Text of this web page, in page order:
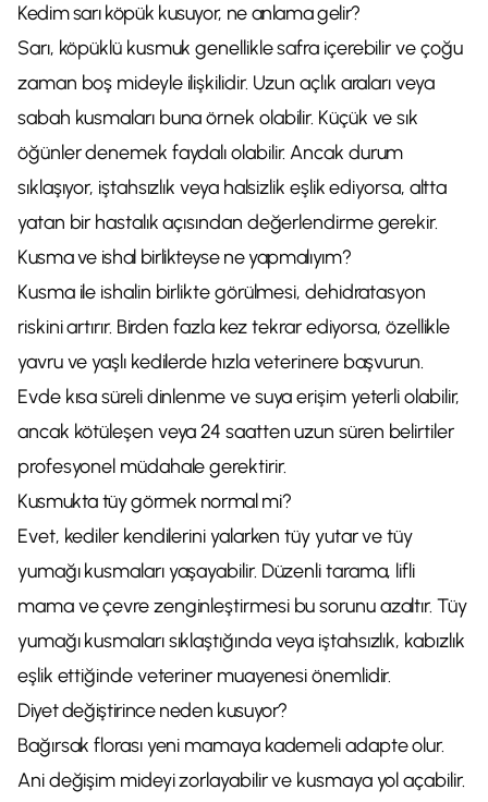
Kedim sarı köpük kusuyor, ne anlama gelir?
Sarı, köpüklü kusmuk genellikle safra içerebilir ve çoğu
zaman boş mideyle ilişkilidir. Uzun açlık araları veya
sabah kusmaları buna örnek olabilir. Küçük ve sık
öğünler denemek faydalı olabilir. Ancak durum
sıklaşıyor, iştahsızlık veya halsizlik eşlik ediyorsa, altta
yatan bir hastalık açısından değerlendirme gerekir.
Kusma ve ishal birlikteyse ne yapmalıyım?
Kusma ile ishalin birlikte görülmesi, dehidratasyon
riskini artırır. Birden fazla kez tekrar ediyorsa, özellikle
yavru ve yaşlı kedilerde hızla veterinere başvurun.
Evde kısa süreli dinlenme ve suya erişim yeterli olabilir,
ancak kötüleşen veya 24 saatten uzun süren belirtiler
profesyonel müdahale gerektirir.
Kusmukta tüy görmek normal mi?
Evet, kediler kendilerini yalarken tüy yutar ve tüy
yumağı kusmaları yaşayabilir. Düzenli tarama, lifli
mama ve çevre zenginleştirmesi bu sorunu azaltır. Tüy
yumağı kusmaları sıklaştığında veya iştahsızlık, kabızlık
eşlik ettiğinde veteriner muayenesi önemlidir.
Diyet değiştirince neden kusuyor?
Bağırsak florası yeni mamaya kademeli adapte olur.
Ani değişim mideyi zorlayabilir ve kusmaya yol açabilir.